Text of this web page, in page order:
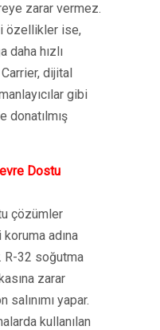
zarar vermez.
özellikler ise,
daha hızlı
dijital
gibi
donatılmış
Dostu
çözümler
adına
R-32 soğutma
zarar
yapar.
kullanılan